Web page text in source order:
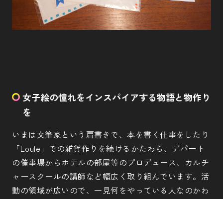
女子絵の憧れをインスパイアする物語と物作り
を
いまは文筆家という肩書きで、本を書く仕事をしたり
「Loule」での雑貨作りを続けるかたわら、デパート
の催事場からホテルの部屋等のプロデュース、カルチ
ャースクールの講師など幅広く取り組んでいます。活
動の領域が広いので、一見何をやっている人なのかわ